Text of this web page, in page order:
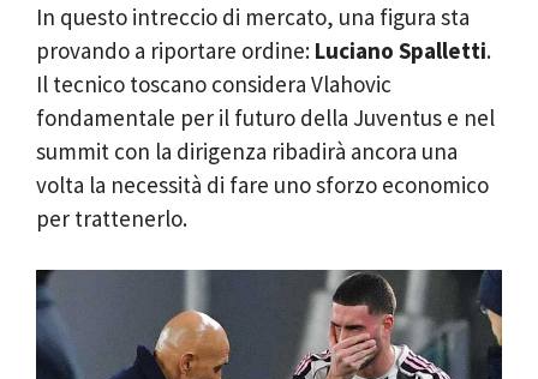
In questo intreccio di mercato, una figura sta
provando a riportare ordine: Luciano Spalletti.
Il tecnico toscano considera Vlahovic
fondamentale per il futuro della Juventus e nel
summit con la dirigenza ribadirà ancora una
volta la necessità di fare uno sforzo economico
per trattenerlo.